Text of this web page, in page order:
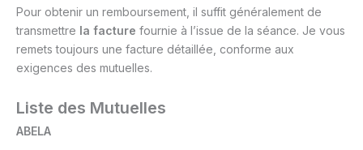
Pour obtenir un remboursement, il suffit généralement de
transmettre la facture fournie à l’issue de la séance. Je vous
remets toujours une facture détaillée, conforme aux
exigences des mutuelles.
Liste des Mutuelles
ABELA